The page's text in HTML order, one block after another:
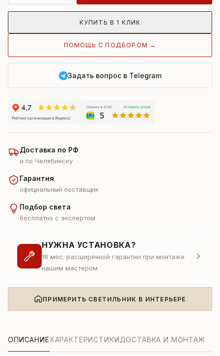
КУПИТЬ В 1 КЛИК
ПОМОЩЬ С ПОДБОРОМ →
Задать вопрос в Telegram
Доставка по РФ
и по Челябинску
Гарантия
официальный поставщик
Подбор света
бесплатно с экспертом
НУЖНА УСТАНОВКА?
18 мес. расширенной гарантии при монтаже
нашим мастером
ПРИМЕРИТЬ СВЕТИЛЬНИК В ИНТЕРЬЕРЕ
ОПИСАНИЕХАРАКТЕРИСТИКИДОСТАВКА И МОНТАЖ